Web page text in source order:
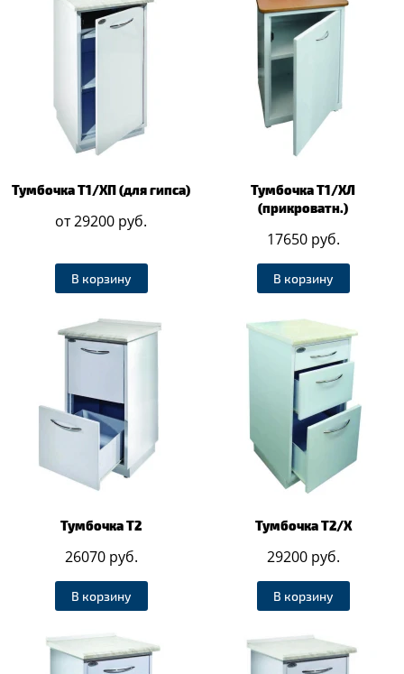
Тумбочка Т1/ХП (для гипса)
от 29200 руб.
В корзину
Тумбочка Т1/ХЛ
(прикроватн.)
17650 руб.
В корзину
Тумбочка Т2
26070 руб.
В корзину
Тумбочка Т2/Х
29200 руб.
В корзину